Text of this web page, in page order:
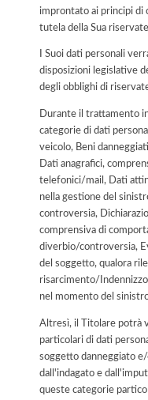
improntato ai principi di
tutela della Sua
I Suoi dati personali
disposizioni legislative
degli obblighi di
Durante il trattamento
categorie di dati
veicolo, Beni
Dati anagrafici,
telefonici/mail, Dati
nella gestione del
controversia,
comprensiva di
diverbio/controversia,
del soggetto, qualora
risarcimento/
nel momento del
Altresì, il Titolare potrà
particolari di dati
soggetto danneggiato
dall'indagato e
queste categorie